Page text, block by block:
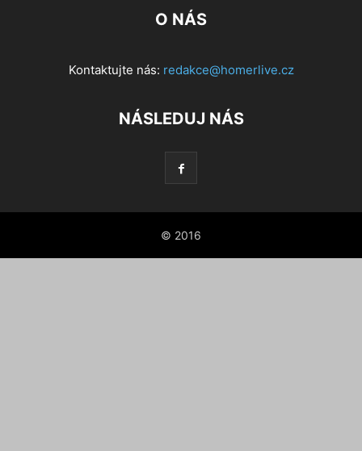
O NÁS
Kontaktujte nás: redakce@homerlive.cz
NÁSLEDUJ NÁS
© 2016